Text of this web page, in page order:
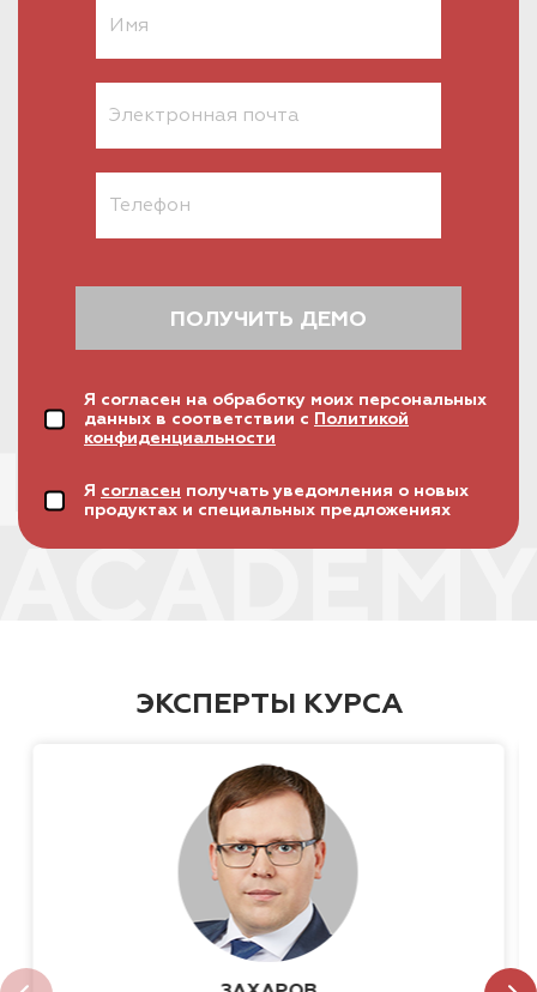
ПОЛУЧИТЬ ДЕМО
Я согласен на обработку моих персональных
данных в соответствии с Политикой
конфиденциальности
Я согласен получать уведомления о новых
продуктах и специальных предложениях
ЭКСПЕРТЫ КУРСА